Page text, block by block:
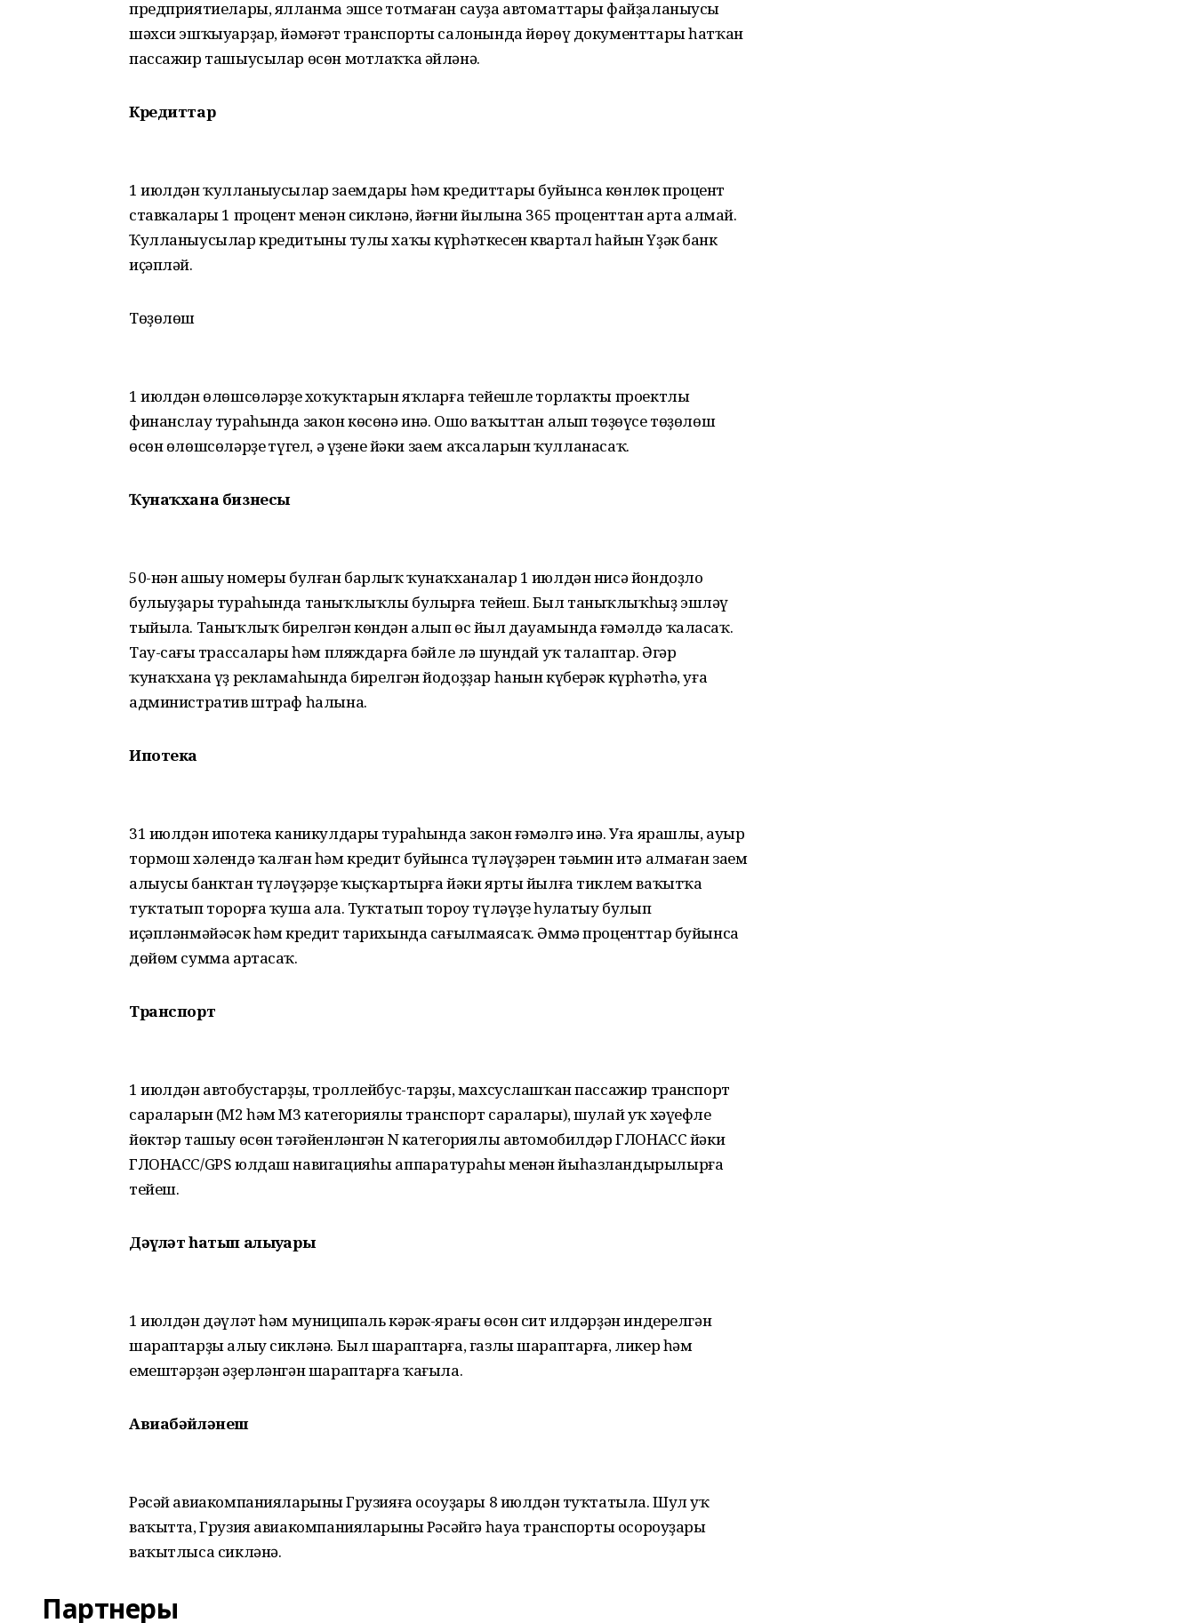
предприятиелары, ялланма эшсе тотмаған сауҙа автоматтары файҙаланыусы
шәхси эшҡыуарҙар, йәмәғәт транспорты салонында йөрөү документтары һатҡан
пассажир ташыусылар өсөн мотлаҡҡа әйләнә.
Кредиттар
1 июлдән ҡулланыусылар заемдары һәм кредиттары буйынса көнлөк процент
ставкалары 1 процент менән сикләнә, йәғни йылына 365 проценттан арта алмай.
Ҡулланыусылар кредитының тулы хаҡы күрһәткесен квартал һайын Үҙәк банк
иҫәпләй.
Төҙөлөш
1 июлдән өлөшсөләрҙең хоҡуҡтарын яҡларға тейешле торлаҡты проектлы
финанслау тураһында закон көсөнә инә. Ошо ваҡыттан алып төҙөүсе төҙөлөш
өсөн өлөшсөләрҙең түгел, ә үҙенең йәки заем аҡсаларын ҡулланасаҡ.
Ҡунаҡхана бизнесы
50-нән ашыу номеры булған барлыҡ ҡунаҡханалар 1 июлдән нисә йондоҙло
булыуҙары тураһында таныҡлыҡлы булырға тейеш. Был таныҡлыҡһыҙ эшләү
тыйыла. Таныҡлыҡ бирелгән көндән алып өс йыл дауамында ғәмәлдә ҡаласаҡ.
Тау-саңғы трассалары һәм пляждарға бәйле лә шундай уҡ талаптар. Әгәр
ҡунаҡхана үҙ рекламаһында бирелгән йодоҙҙар һанын күберәк күрһәтһә, уға
административ штраф һалына.
Ипотека
31 июлдән ипотека каникулдары тураһында закон ғәмәлгә инә. Уға ярашлы, ауыр
тормош хәлендә ҡалған һәм кредит буйынса түләүҙәрен тәьмин итә алмаған заем
алыусы банктан түләүҙәрҙе ҡыҫҡартырға йәки ярты йылға тиклем ваҡытҡа
туҡтатып торорға ҡуша ала. Туҡтатып тороу түләүҙе һуңлатыу булып
иҫәпләнмәйәсәк һәм кредит тарихында сағылмаясаҡ. Әммә проценттар буйынса
дөйөм сумма артасаҡ.
Транспорт
1 июлдән автобустарҙы, троллейбус-тарҙы, махсуслашҡан пассажир транспорт
сараларын (М2 һәм М3 категориялы транспорт саралары), шулай уҡ хәүефле
йөктәр ташыу өсөн тәғәйенләнгән N категориялы автомобилдәр ГЛОНАСС йәки
ГЛОНАСС/GPS юлдаш навигацияһы аппаратураһы менән йыһазландырылырға
тейеш.
Дәүләт һатып алыуҙары
1 июлдән дәүләт һәм муниципаль кәрәк-ярағы өсөн сит илдәрҙән индерелгән
шараптарҙы алыу сикләнә. Был шараптарға, газлы шараптарға, ликер һәм
емештәрҙән әҙерләнгән шараптарға ҡағыла.
Авиабәйләнеш
Рәсәй авиакомпанияларының Грузияға осоуҙары 8 июлдән туҡтатыла. Шул уҡ
ваҡытта, Грузия авиакомпанияларының Рәсәйгә һауа транспорты осороуҙары
ваҡытлыса сикләнә.
Партнеры